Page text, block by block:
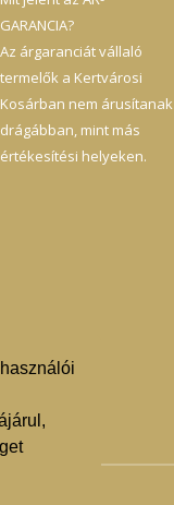
GARANCIA?
Az árgaranciát vállaló
termelők a Kertvárosi
Kosárban nem árusítanak
drágábban, mint más
értékesítési helyeken.